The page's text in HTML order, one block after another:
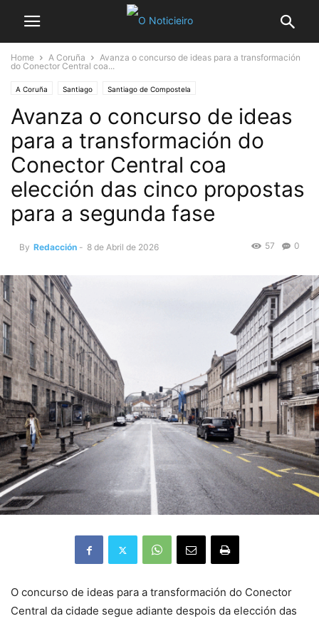
Home A Coruña
Avanza o concurso de ideas para a transformación
do Conector Central coa...
A Coruña Santiago Santiago de Compostela
Avanza o concurso de ideas
para a transformación do
Conector Central coa
elección das cinco propostas
para a segunda fase
By Redacción - 8 de Abril de 2026 0
57
O concurso de ideas para a transformación do Conector
Central da cidade segue adiante despois da elección das